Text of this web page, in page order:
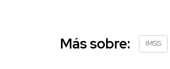
Más sobre: IMSS